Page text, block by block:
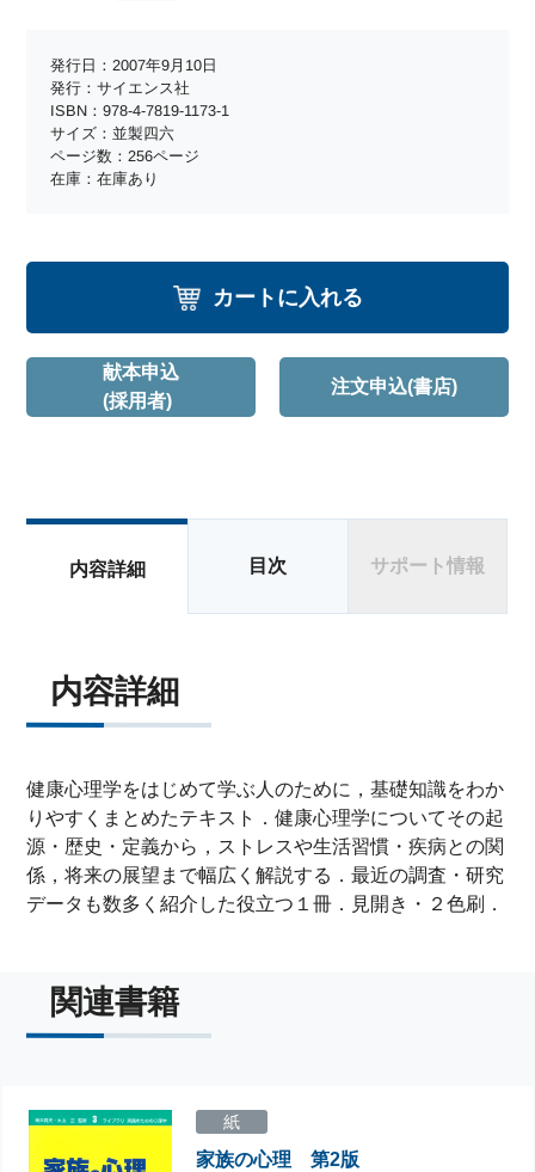
発行日：2007年9月10日
発行：サイエンス社
ISBN：978-4-7819-1173-1
サイズ：並製四六
ページ数：256ページ
在庫：在庫あり
カートに入れる
献本申込
(採用者)
注文申込(書店)
内容詳細 目次 サポート情報
内容詳細
健康心理学をはじめて学ぶ人のために，基礎知識をわか
りやすくまとめたテキスト．健康心理学についてその起
源・歴史・定義から，ストレスや生活習慣・疾病との関
係，将来の展望まで幅広く解説する．最近の調査・研究
データも数多く紹介した役立つ１冊．見開き・２色刷．
関連書籍
紙
家族の心理 第2版